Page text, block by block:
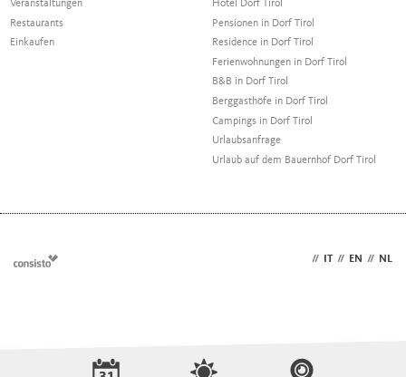
Veranstaltungen
Restaurants
Einkaufen
Hotel Dorf Tirol
Pensionen in Dorf Tirol
Residence in Dorf Tirol
Ferienwohnungen in Dorf Tirol
B&B in Dorf Tirol
Berggasthöfe in Dorf Tirol
Campings in Dorf Tirol
Urlaubsanfrage
Urlaub auf dem Bauernhof Dorf Tirol
// // EN // NL